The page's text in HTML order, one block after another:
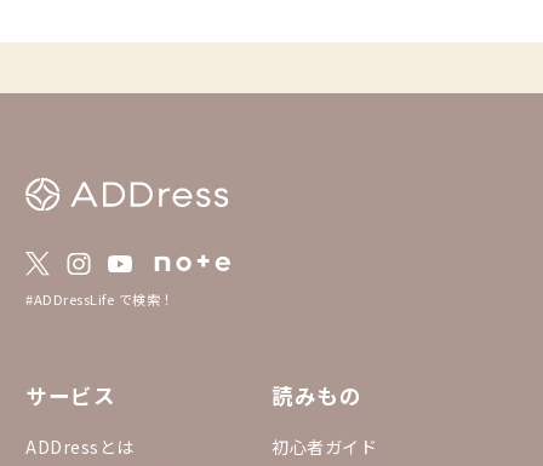
#ADDressLife で検索！
サービス
ADDressとは
読みもの
初心者ガイド